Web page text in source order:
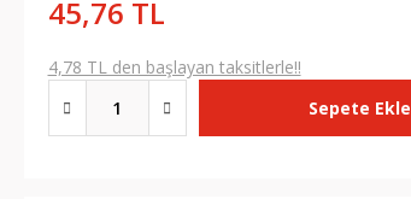
45,76 TL
4,78 TL den başlayan taksitlerle!!
Sepete Ekle